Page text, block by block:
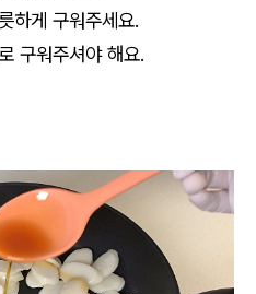
하게 구워주세요.
구워주셔야 해요.